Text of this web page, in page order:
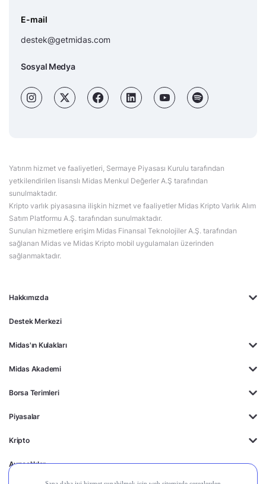
Hakkımızda
Destek Merkezi
Midas'ın Kulakları
Midas Akademi
Borsa Terimleri
Piyasalar
Kripto
Ayrıcalıklar
E-mail
destek@getmidas.com
Sosyal Medya
Yatırım hizmet ve faaliyetleri, Sermaye Piyasası Kurulu tarafından
yetkilendirilen lisanslı Midas Menkul Değerler A.Ş tarafından
sunulmaktadır.
Kripto varlık piyasasına ilişkin hizmet ve faaliyetler Midas Kripto Varlık Alım
Satım Platformu A.Ş. tarafından sunulmaktadır.
Sunulan hizmetlere erişim Midas Finansal Teknolojiler A.Ş. tarafından
sağlanan Midas ve Midas Kripto mobil uygulamaları üzerinden
sağlanmaktadır.